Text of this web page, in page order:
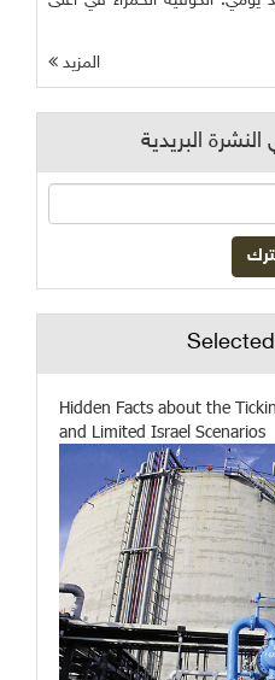
المزيد
البريدية
Hidden Facts about the
and Limited Israel Scenarios